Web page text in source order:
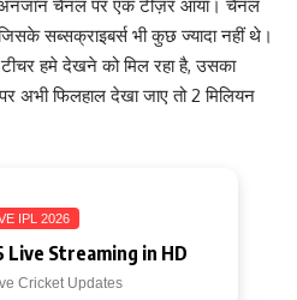
अनजान चैनल पर एक टीज़र आया। चैनल
सब्सक्राइबर्स भी कुछ ज्यादा नहीं थे।
हमे देखने को मिल रहा है, उसका
अभी फिलहाल देखा जाए तो 2 मिलियन
IPL 2026
Live Streaming in HD
Cricket Updates